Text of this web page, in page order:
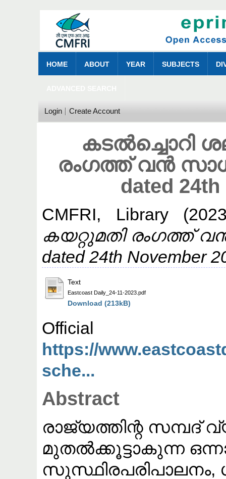
HOME ABOUT YEAR SUBJECTS
Login Create Account
കടൽച്ചൊറി
രംഗത്ത് വൻ
dated
CMFRI, Library
കയറ്റുമതി രംഗത്ത്
dated 24th November
Text
Eastcoast Daily_24-11-2023.pdf
Download (213kB)
https://
sche...
Abstract
രാജ്യത്തിന്റ സമ്പദ്
മുതൽക്കൂട്ടാകുന്ന